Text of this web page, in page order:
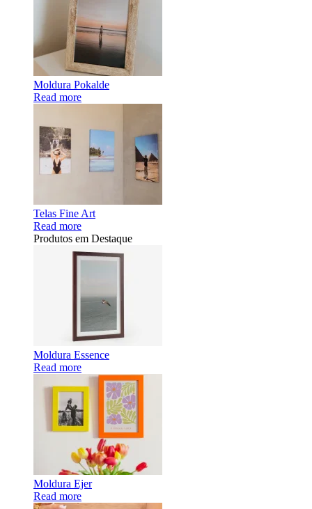
Moldura Pokalde
Read more
Telas Fine Art
Read more
Produtos em Destaque
Moldura Essence
Read more
Moldura Ejer
Read more